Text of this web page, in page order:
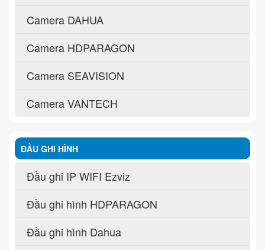
Camera DAHUA
Camera HDPARAGON
Camera SEAVISION
Camera VANTECH
ĐẦU GHI HÌNH
Đầu ghi IP WIFI Ezviz
Đầu ghi hình HDPARAGON
Đầu ghi hình Dahua